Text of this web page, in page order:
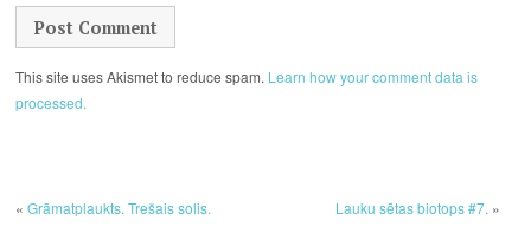
This site uses Akismet to reduce spam. Learn how your comment data is
processed.
«Grāmatplaukts. Trešais solis. Lauku sētas biotops #7. »